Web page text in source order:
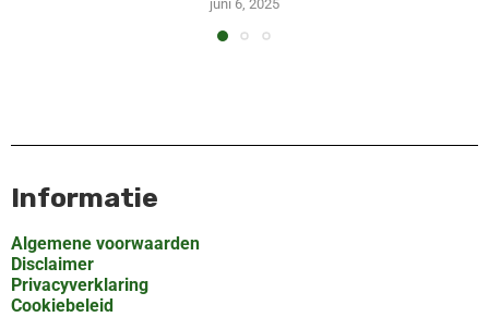
juni 6, 2025
Informatie
Algemene voorwaarden
Disclaimer
Privacyverklaring
Cookiebeleid